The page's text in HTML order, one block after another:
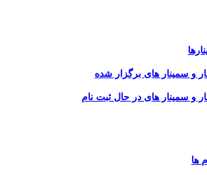
و سمینار های برگزار شده
و سمینار های در حال ثبت نام
ها